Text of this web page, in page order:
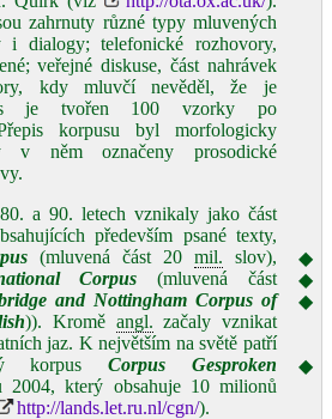
zahrnuty různé typy mluvených
i dialogy; telefonické rozhovory,
veřejné diskuse, část nahrávek
kdy mluvčí nevěděl, že je
je tvořen 100 vzorky po
korpusu byl morfologicky
v něm označeny prosodické
a 90. letech vznikaly jako část
především psané texty,
(mluvená část 20 mil. slov),
Corpus (mluvená část
and Nottingham Corpus of
)). Kromě angl. začaly vznikat
jaz. K největším na světě patří
korpusCorpus Gesproken
2004, který obsahuje 10 milionů
http://lands.let.ru.nl/cgn/).
◆
◆
◆
◆